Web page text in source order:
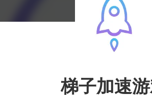
梯子加速